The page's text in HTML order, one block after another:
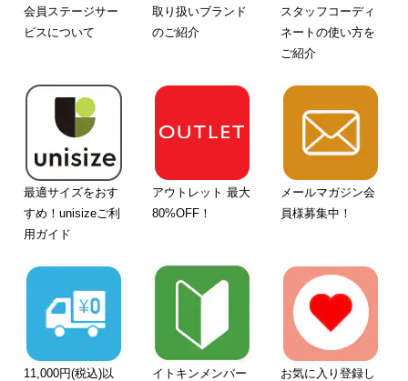
会員ステージサー
ビスについて
取り扱いブランド
のご紹介
スタッフコーディ
ネートの使い方を
ご紹介
最適サイズをおす
すめ！unisizeご利
用ガイド
アウトレット 最大
80%OFF！
メールマガジン会
員様募集中！
11,000円(税込)以
イトキンメンバー
お気に入り登録し